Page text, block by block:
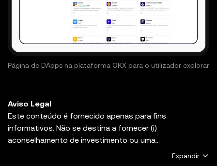
Página de DApps na plataforma OKX para o utilizador explorar
Aviso Legal
Este conteúdo é fornecido apenas para fins
informativos. Não se destina a fornecer (i)
aconselhamento de investimento ou uma
recomendação de investimento, (ii) uma oferta,Expandir